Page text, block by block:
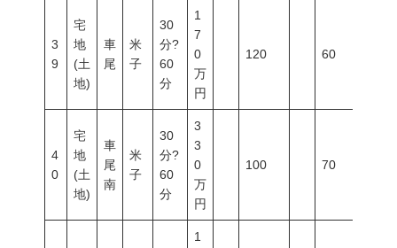
3
9
宅
地
(土
地)
車
尾
米
子
30
分?
60
分
1
7
0
万
円
120 60
4
0
宅
地
(土
地)
車
尾
南
米
子
30
分?
60
分
3
3
0
万
円
100 70
1